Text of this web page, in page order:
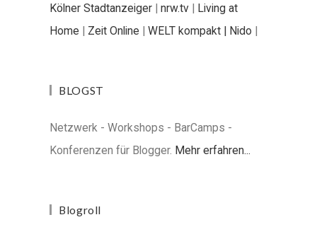
Kölner Stadtanzeiger | nrw.tv | Living at
Home | Zeit Online | WELT kompakt | Nido |
BLOGST
Netzwerk - Workshops - BarCamps -
Konferenzen für Blogger. Mehr erfahren...
Blogroll